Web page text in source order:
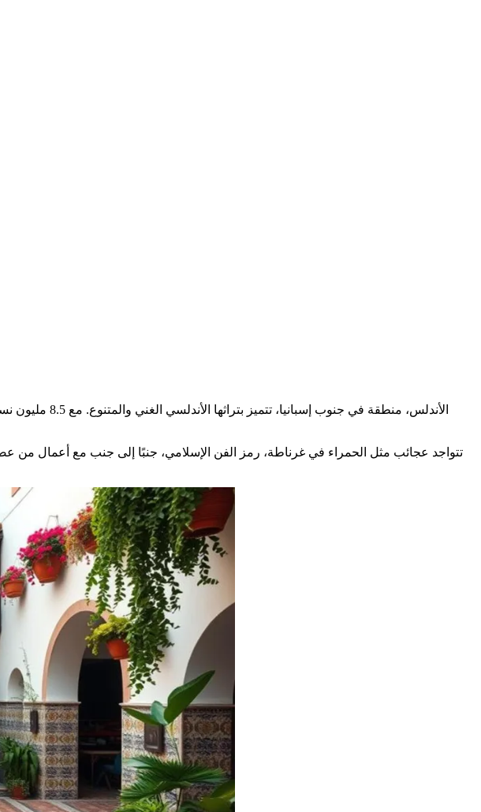
تتواجد عجائب مثل الحمراء في غرناطة، رمز الفن الإسلامي، جنبًا إلى جنب مع أعمال من